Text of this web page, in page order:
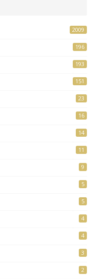
2009
196
193
151
23
16
14
11
9
5
5
4
4
3
2